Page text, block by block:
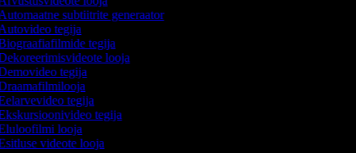
subtiitrite generaator
tegija
tegija
looja
tegija
tegija
tegija
looja
videote looja